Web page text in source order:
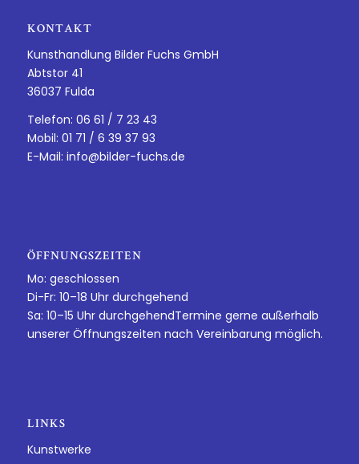
KONTAKT
Kunsthandlung Bilder Fuchs GmbH
Abtstor 41
36037 Fulda
Telefon: 06 61 / 7 23 43
Mobil: 01 71 / 6 39 37 93
E-Mail: info@bilder-fuchs.de
ÖFFNUNGSZEITEN
Mo: geschlossen
Di-Fr: 10–18 Uhr durchgehend
Sa: 10–15 Uhr durchgehendTermine gerne außerhalb
unserer Öffnungszeiten nach Vereinbarung möglich.
LINKS
Kunstwerke